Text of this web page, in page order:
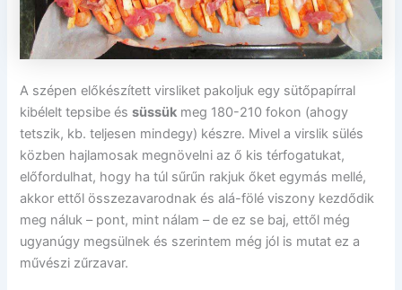
A szépen előkészített virsliket pakoljuk egy sütőpapírral
kibélelt tepsibe éssüssük meg 180-210 fokon (ahogy
tetszik, kb. teljesen mindegy) készre. Mivel a virslik sülés
közben hajlamosak megnövelni az ő kis térfogatukat,
előfordulhat, hogy ha túl sűrűn rakjuk őket egymás mellé,
akkor ettől összezavarodnak és alá-fölé viszony kezdődik
meg náluk – pont, mint nálam – de ez se baj, ettől még
ugyanúgy megsülnek és szerintem még jól is mutat ez a
művészi zűrzavar.